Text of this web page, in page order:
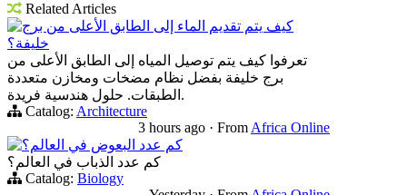
Related Articles
كيف يتم تقديم الماء إلى الطابق الأعلى من برج
خليفة؟
تعرفوا كيف يتم توصيل المياه إلى الطابق الأعلى من
برج خليفة بفضل نظام مضخات ومخازن متعددة
الطبقات. حلول هندسية فريدة.
Catalog: Architecture
3 hours ago · From Africa Online
كم عدد البعوض في العالم؟
كم عدد الذباب في العالم؟
Catalog: Biology